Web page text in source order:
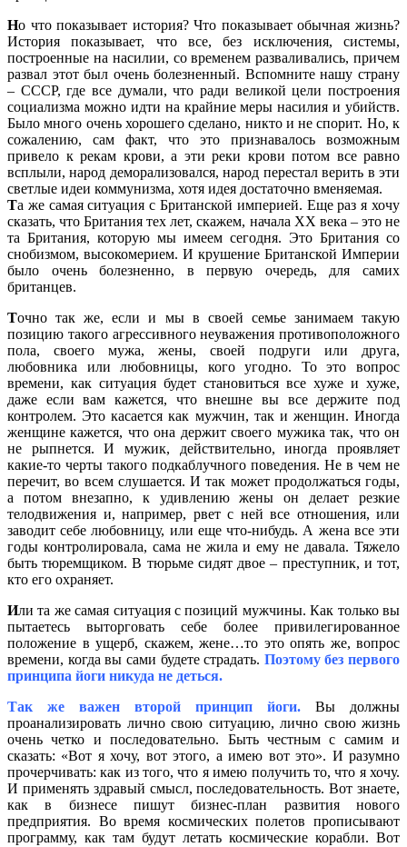
Но что показывает история? Что показывает обычная жизнь?
История показывает, что все, без исключения, системы,
построенные на насилии, со временем разваливались, причем
развал этот был очень болезненный. Вспомните нашу страну
– СССР, где все думали, что ради великой цели построения
социализма можно идти на крайние меры насилия и убийств.
Было много очень хорошего сделано, никто и не спорит. Но, к
сожалению, сам факт, что это признавалось возможным
привело к рекам крови, а эти реки крови потом все равно
всплыли, народ деморализовался, народ перестал верить в эти
светлые идеи коммунизма, хотя идея достаточно вменяемая.
Та же самая ситуация с Британской империей. Еще раз я хочу
сказать, что Британия тех лет, скажем, начала XX века – это не
та Британия, которую мы имеем сегодня. Это Британия со
снобизмом, высокомерием. И крушение Британской Империи
было очень болезненно, в первую очередь, для самих
британцев.
Точно так же, если и мы в своей семье занимаем такую
позицию такого агрессивного неуважения противоположного
пола, своего мужа, жены, своей подруги или друга,
любовника или любовницы, кого угодно. То это вопрос
времени, как ситуация будет становиться все хуже и хуже,
даже если вам кажется, что внешне вы все держите под
контролем. Это касается как мужчин, так и женщин. Иногда
женщине кажется, что она держит своего мужика так, что он
не рыпнется. И мужик, действительно, иногда проявляет
какие-то черты такого подкаблучного поведения. Не в чем не
перечит, во всем слушается. И так может продолжаться годы,
а потом внезапно, к удивлению жены он делает резкие
телодвижения и, например, рвет с ней все отношения, или
заводит себе любовницу, или еще что-нибудь. А жена все эти
годы контролировала, сама не жила и ему не давала. Тяжело
быть тюремщиком. В тюрьме сидят двое – преступник, и тот,
кто его охраняет.
Или та же самая ситуация с позиций мужчины. Как только вы
пытаетесь выторговать себе более привилегированное
положение в ущерб, скажем, жене…то это опять же, вопрос
времени, когда вы сами будете страдать. Поэтому без первого
принципа йоги никуда не деться.
Так же важен второй принцип йоги. Вы должны
проанализировать лично свою ситуацию, лично свою жизнь
очень четко и последовательно. Быть честным с самим и
сказать: «Вот я хочу, вот этого, а имею вот это». И разумно
прочерчивать: как из того, что я имею получить то, что я хочу.
И применять здравый смысл, последовательность. Вот знаете,
как в бизнесе пишут бизнес-план развития нового
предприятия. Во время космических полетов прописывают
программу, как там будут летать космические корабли. Вот